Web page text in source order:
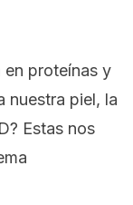
en proteínas y
nuestra piel, la
Estas nos